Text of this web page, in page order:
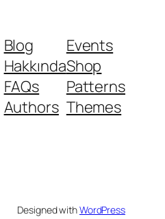
Blog
Hakkında
FAQs
Authors
Events
Shop
Patterns
Themes
Designed withWordPress